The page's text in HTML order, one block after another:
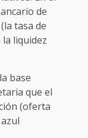
de
tasa de
liquidez
base
que el
(oferta